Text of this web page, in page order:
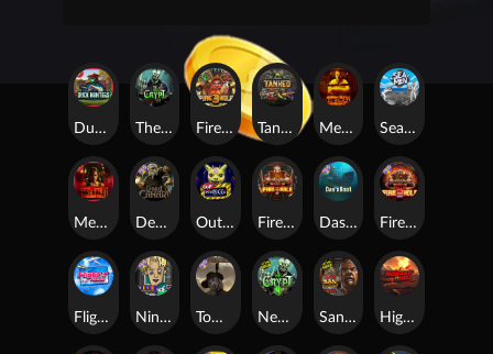
Seamen
Duck Hunters Fire in the Hole 3
Highway to Hell
Mental 2
San Quentin 2: Death Row
Mental
The Crypt
Outsourced
Nexus The Crypt
Tombstone RIP
Fire in the Hole 2
Tanked
Fire In The Hole xBomb Das xBoot
Nine To Five
Flight Mode
Dead Canary